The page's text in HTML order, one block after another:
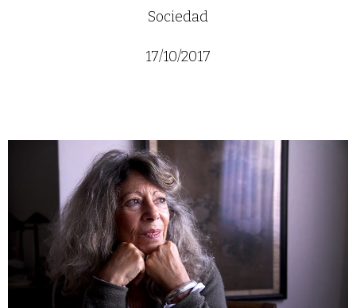
Sociedad
17/10/2017